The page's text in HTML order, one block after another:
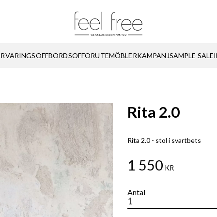
SOFFBORDSOFFORUTEMÖBLERKAMPANJSAMPLE SALE
Rita 2.0
Rita 2.0 - stol i svartbets
1 550 KR
Antal